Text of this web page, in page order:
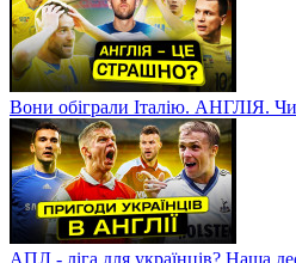
Вони обіграли Італію. АНГЛІЯ. Чи
АПЛ - ліга для українців? Наша